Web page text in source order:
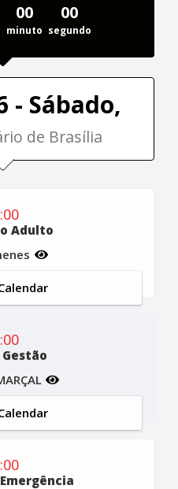
00
minuto
00
segundo
- Sábado,
de Brasília
Adulto